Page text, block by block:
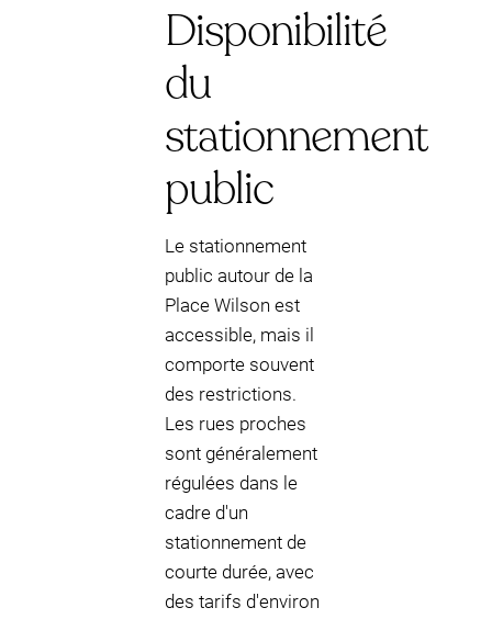
Disponibilité
du
stationnement
public
Le stationnement
public autour de la
Place Wilson est
accessible, mais il
comporte souvent
des restrictions.
Les rues proches
sont généralement
régulées dans le
cadre d'un
stationnement de
courte durée, avec
des tarifs d'environ